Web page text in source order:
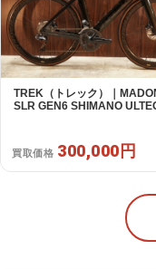
TREK（トレック）｜
SLR GEN6 SHIMANO
買取価格 300,000円